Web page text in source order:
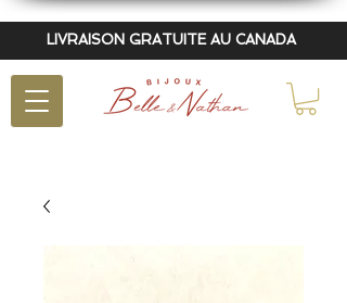
LIVRAISON GRATUITE AU CANADA